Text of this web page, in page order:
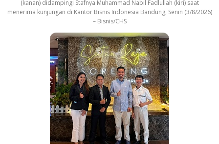
(kanan) didampingi Stafnya Muhammad Nabil Fadlullah (kiri) saat
menerima kunjungan di Kantor Bisnis Indonesia Bandung, Senin (3/8/2026)
– Bisnis/CHS